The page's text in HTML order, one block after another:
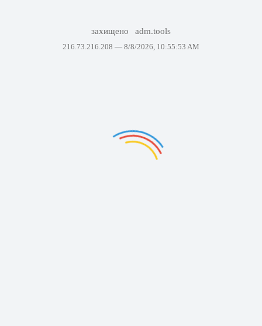
захищено adm.tools
216.73.216.208 — 8/8/2026, 10:55:53 AM